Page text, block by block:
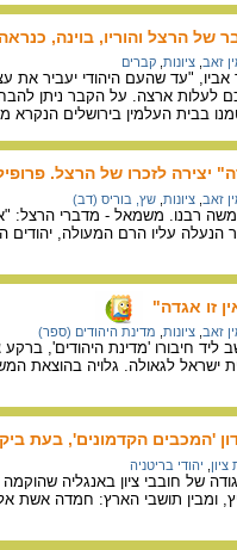
הרצל והוריו, בוינה, כנראה
זאב ציונות קברים
"עד שהעם היהודי יעביר את
בבית העלמין בירושלים הנקרא
יצירה לזכרו של הרצל.
זאב ציונות שץ, בוריס (דב)
רבנו. משמאל - מדברי הרצל:
הנעלה עליו הרם המעולה, יהודים
זו אגדה"
זאב ציונות מדינת היהודים (ספר)
ליד חיבורו 'מדינת היהודים',
ישראל לגאולה. גלויה בהוצאת
'המכבים הקדמונים', בעת ביקורם
יהודי בריטניה
תושבי הארץ: חמדה אשת